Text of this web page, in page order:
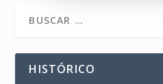
HISTÓRICO